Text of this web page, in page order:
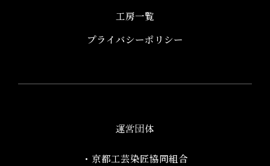
工房一覧
プライバシーポリシー
運営団体
・京都工芸染匠協同組合​